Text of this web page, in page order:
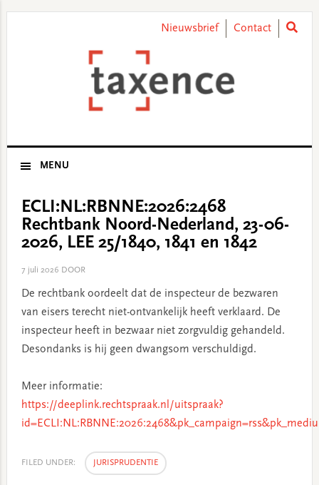
Nieuwsbrief Contact
MENU
ECLI:NL:RBNNE:2026:2468
Rechtbank Noord-Nederland, 23-06-
2026, LEE 25/1840, 1841 en 1842
7 juli 2026 DOOR
De rechtbank oordeelt dat de inspecteur de bezwaren
van eisers terecht niet-ontvankelijk heeft verklaard. De
inspecteur heeft in bezwaar niet zorgvuldig gehandeld.
Desondanks is hij geen dwangsom verschuldigd.
Meer informatie:
https://deeplink.rechtspraak.nl/uitspraak?
FILED UNDER: JURISPRUDENTIE